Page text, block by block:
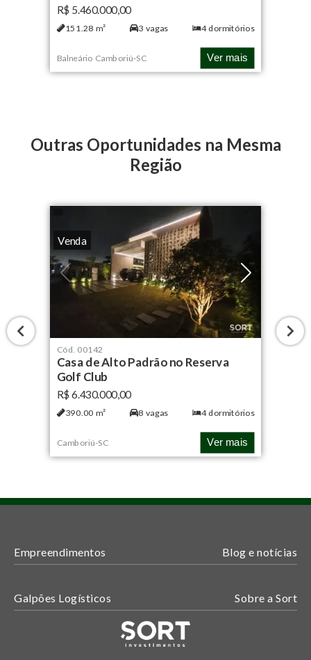
R$ 5.460.000,00
151.28 m² 3 vagas 4dormitórios
Balneário Camboriú-SC Ver mais
Outras Oportunidades na Mesma
Região
Venda
Cód. 00142
Casa de Alto Padrão no Reserva
Golf Club
R$ 6.430.000,00
390.00 m² 8 vagas 4dormitórios
Camboriú-SC Ver mais
Empreendimentos Blog e notícias
Galpões Logísticos Sobre a Sort